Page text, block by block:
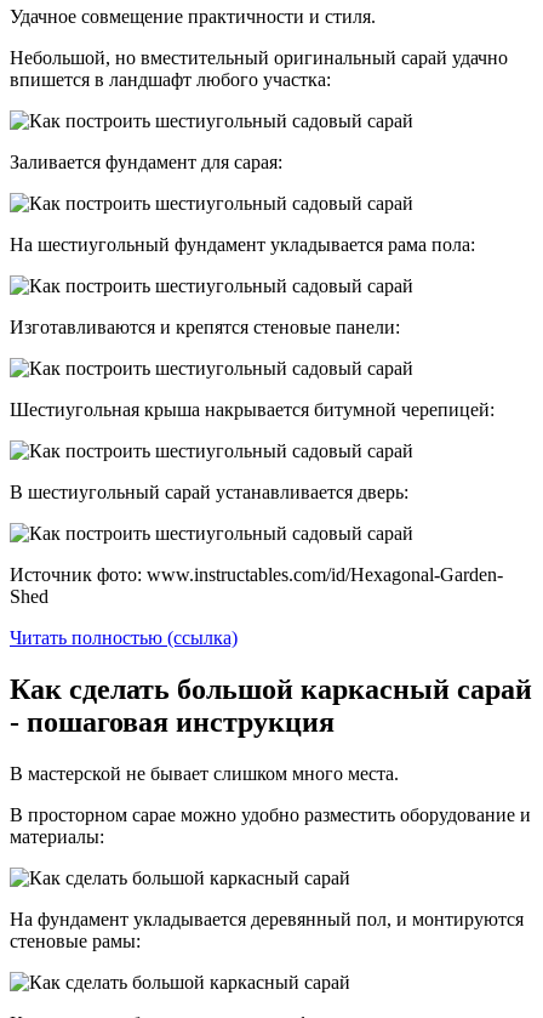
Удачное совмещение практичности и стиля.
Небольшой, но вместительный оригинальный сарай удачно
впишется в ландшафт любого участка:
Заливается фундамент для сарая:
На шестиугольный фундамент укладывается рама пола:
Изготавливаются и крепятся стеновые панели:
Шестиугольная крыша накрывается битумной черепицей:
В шестиугольный сарай устанавливается дверь:
Источник фото: www.instructables.com/id/Hexagonal-Garden-
Shed
Читать полностью (ссылка)
Как сделать большой каркасный сарай
- пошаговая инструкция
В мастерской не бывает слишком много места.
В просторном сарае можно удобно разместить оборудование и
материалы:
На фундамент укладывается деревянный пол, и монтируются
стеновые рамы: